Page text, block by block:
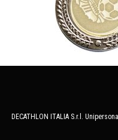
DECATHLON ITALIA S.r.l.